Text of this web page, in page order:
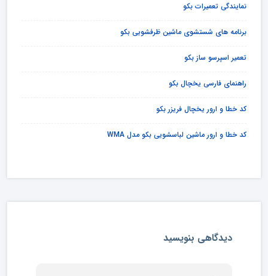
نمایندگی تعمیرات بکو
برنامه های شستشوی ماشین ظرفشویی بکو
تعمیر اسپرسو ساز بکو
راهنمای فارسی یخچال بکو
کد خطا و ارور یخچال فریزر بکو
کد خطا و ارور ماشین لباسشویی بکو مدل WMA
دیدگاهی بنویسید